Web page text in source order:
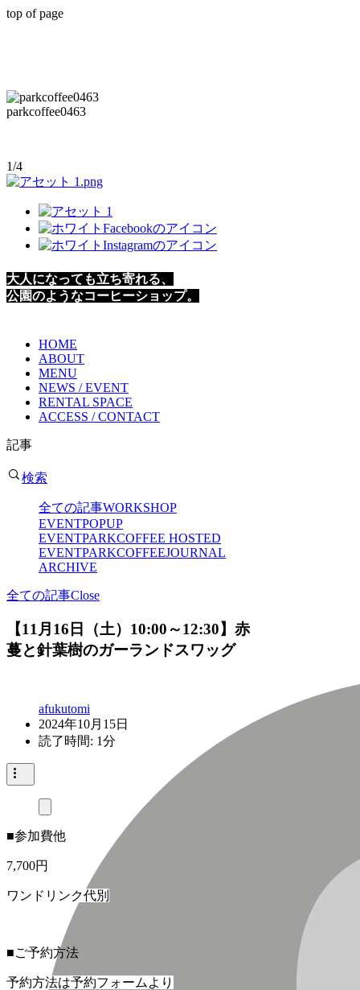
top of page
parkcoffee0463
1/4
大人になっても立ち寄れる、
​公園のようなコーヒーショップ。
HOME
ABOUT
MENU
NEWS / EVENT
RENTAL SPACE
ACCESS / CONTACT
記事
検索
全ての記事WORKSHOP
EVENTPOPUP
EVENTPARKCOFFEE HOSTED
EVENTPARKCOFFEEJOURNAL
ARCHIVE
全ての記事Close
【11月16日（土）10:00～12:30】赤
蔓と針葉樹のガーランドスワッグ
afukutomi
2024年10月15日
読了時間: 1分
■参加費他
7,700円
ワンドリンク代別
■ご予約方法
予約方法は予約フォームより